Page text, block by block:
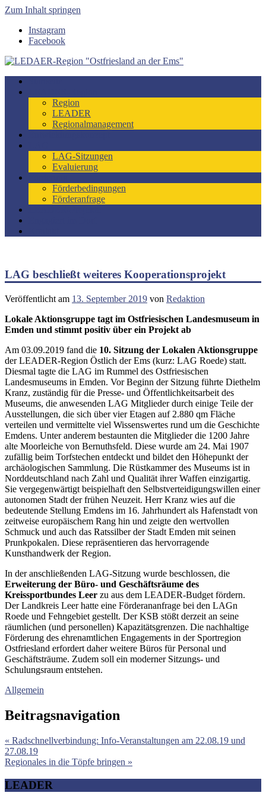
Zum Inhalt springen
Instagram
Facebook
LEDAER-Region "Ostfriesland an der Ems"
Förderzeitraum 2023-2027
Region
LEADER
Regionalmanagement
LAG-Sitzungen
Evaluierung
Förderbedingungen
Förderanfrage
LAG beschließt weiteres Kooperationsprojekt
Veröffentlicht am 13. September 2019 von Redaktion
Lokale Aktionsgruppe tagt im Ostfriesischen Landesmuseum in
Emden und stimmt positiv über ein Projekt ab
Am 03.09.2019 fand die 10. Sitzung der Lokalen Aktionsgruppe
der LEADER-Region Östlich der Ems (kurz: LAG Roede) statt.
Diesmal tagte die LAG im Rummel des Ostfriesischen
Landesmuseums in Emden. Vor Beginn der Sitzung führte Diethelm
Kranz, zuständig für die Presse- und Öffentlichkeitsarbeit des
Museums, die anwesenden LAG Mitglieder durch einige Teile der
Ausstellungen, die sich über vier Etagen auf 2.880 qm Fläche
verteilen und vermittelte viel Wissenswertes rund um die Geschichte
Emdens. Unter anderem bestaunten die Mitglieder die 1200 Jahre
alte Moorleiche von Bernuthsfeld. Diese wurde am 24. Mai 1907
zufällig beim Torfstechen entdeckt und bildet den Höhepunkt der
archäologischen Sammlung. Die Rüstkammer des Museums ist in
Norddeutschland nach Zahl und Qualität ihrer Waffen einzigartig.
Sie vergegenwärtigt beispielhaft den Selbstverteidigungswillen einer
autonomen Stadt der frühen Neuzeit. Herr Kranz wies auf die
bedeutende Stellung Emdens im 16. Jahrhundert als Hafenstadt von
zeitweise europäischem Rang hin und zeigte den wertvollen
Schmuck und auch das Ratssilber der Stadt Emden mit seinen
Prunkpokalen. Diese repräsentieren das hervorragende
Kunsthandwerk der Region.
In der anschließenden LAG-Sitzung wurde beschlossen, die
Erweiterung der Büro- und Geschäftsräume des
Kreissportbundes Leer zu aus dem LEADER-Budget fördern.
Der Landkreis Leer hatte eine Förderananfrage bei den LAGn
Roede und Fehngebiet gestellt. Der KSB stößt derzeit an seine
räumlichen (und personellen) Kapazitätsgrenzen. Die nachhaltige
Förderung des ehrenamtlichen Engagements in der Sportregion
Ostfriesland erfordert daher weitere Büros für Personal und
Geschäftsträume. Zudem soll ein moderner Sitzungs- und
Schulungsraum entstehen.
Allgemein
Beitragsnavigation
« Radschnellverbindung: Info-Veranstaltungen am 22.08.19 und
27.08.19
Regionales in die Töpfe bringen »
LEADER